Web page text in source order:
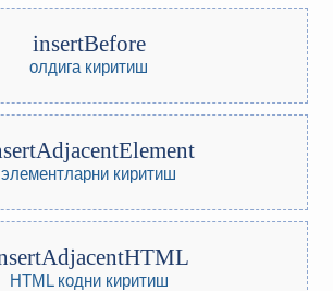
insertBefore
олдига киритиш
элементларни киритиш
HTML кодни киритиш